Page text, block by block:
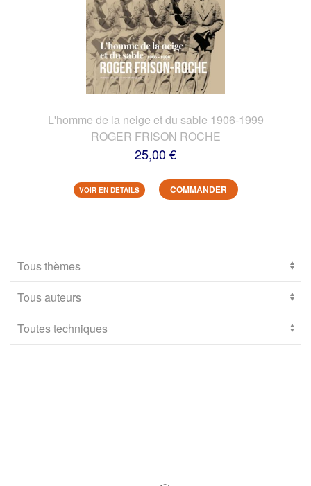
L'homme de la neige et du sable 1906-1999
ROGER FRISON ROCHE
25,00 €
VOIR EN DETAILS COMMANDER